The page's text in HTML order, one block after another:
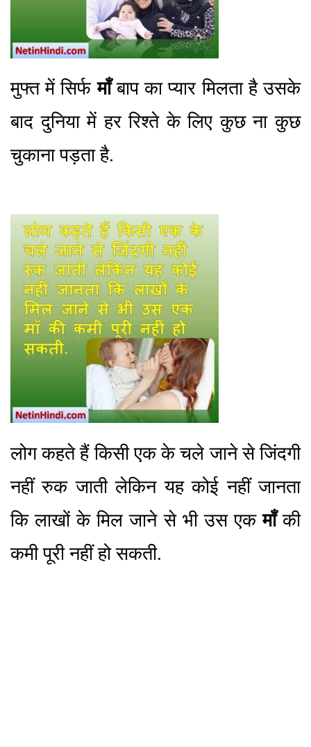
मुफ्त में सिर्फमाँबाप का प्यार मिलता है उसके
बाद दुनिया में हर रिश्ते के लिए कुछ ना कुछ
चुकाना पड़ता है.
लोग कहते हैं किसी एक के चले जाने से जिंदगी
नहीं रुक जाती लेकिन यह कोई नहीं जानता
कि लाखों के मिल जाने से भी उस एकमाँकी
कमी पूरी नहीं हो सकती.